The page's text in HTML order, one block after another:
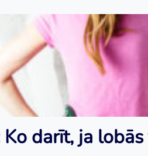
darīt, ja